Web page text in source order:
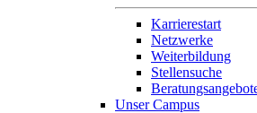
Karrierestart
Netzwerke
Weiterbildung
Stellensuche
Unser Campus